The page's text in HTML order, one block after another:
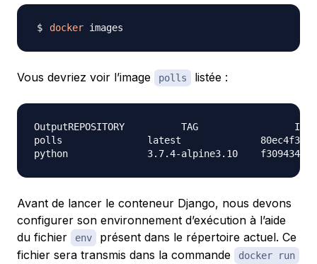
docker
Vous devriez voir l’image polls listée :
OutputREPOSITORY          TAG
polls               latest
Avant de lancer le conteneur Django, nous devons
configurer son environnement d’exécution à l’aide
du fichier
env
présent dans le répertoire actuel. Ce
fichier sera transmis dans la commande
docker run